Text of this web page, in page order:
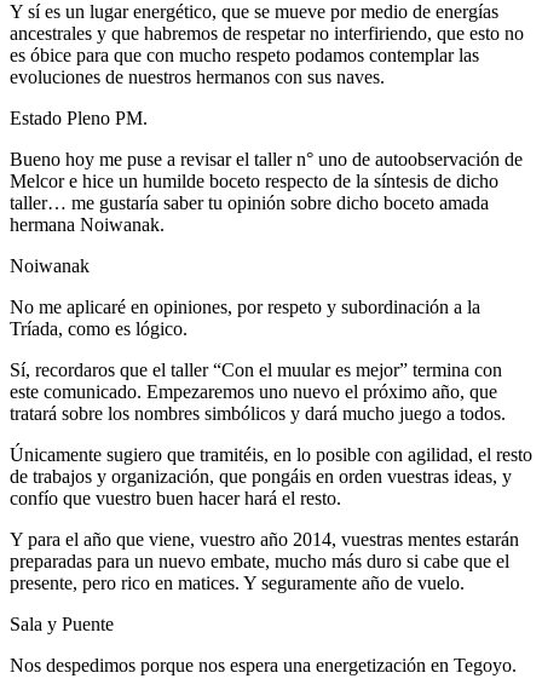
Y sí es un lugar energético, que se mueve por medio de energías
ancestrales y que habremos de respetar no interfiriendo, que esto no
es óbice para que con mucho respeto podamos contemplar las
evoluciones de nuestros hermanos con sus naves.
Estado Pleno PM.
Bueno hoy me puse a revisar el taller n° uno de autoobservación de
Melcor e hice un humilde boceto respecto de la síntesis de dicho
taller… me gustaría saber tu opinión sobre dicho boceto amada
hermana Noiwanak.
Noiwanak
No me aplicaré en opiniones, por respeto y subordinación a la
Tríada, como es lógico.
Sí, recordaros que el taller “Con el muular es mejor” termina con
este comunicado. Empezaremos uno nuevo el próximo año, que
tratará sobre los nombres simbólicos y dará mucho juego a todos.
Únicamente sugiero que tramitéis, en lo posible con agilidad, el resto
de trabajos y organización, que pongáis en orden vuestras ideas, y
confío que vuestro buen hacer hará el resto.
Y para el año que viene, vuestro año 2014, vuestras mentes estarán
preparadas para un nuevo embate, mucho más duro si cabe que el
presente, pero rico en matices. Y seguramente año de vuelo.
Sala y Puente
Nos despedimos porque nos espera una energetización en Tegoyo.